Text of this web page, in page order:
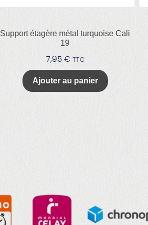
Support étagère métal turquoise Cali
19
7,95 € TTC
Ajouter au panier